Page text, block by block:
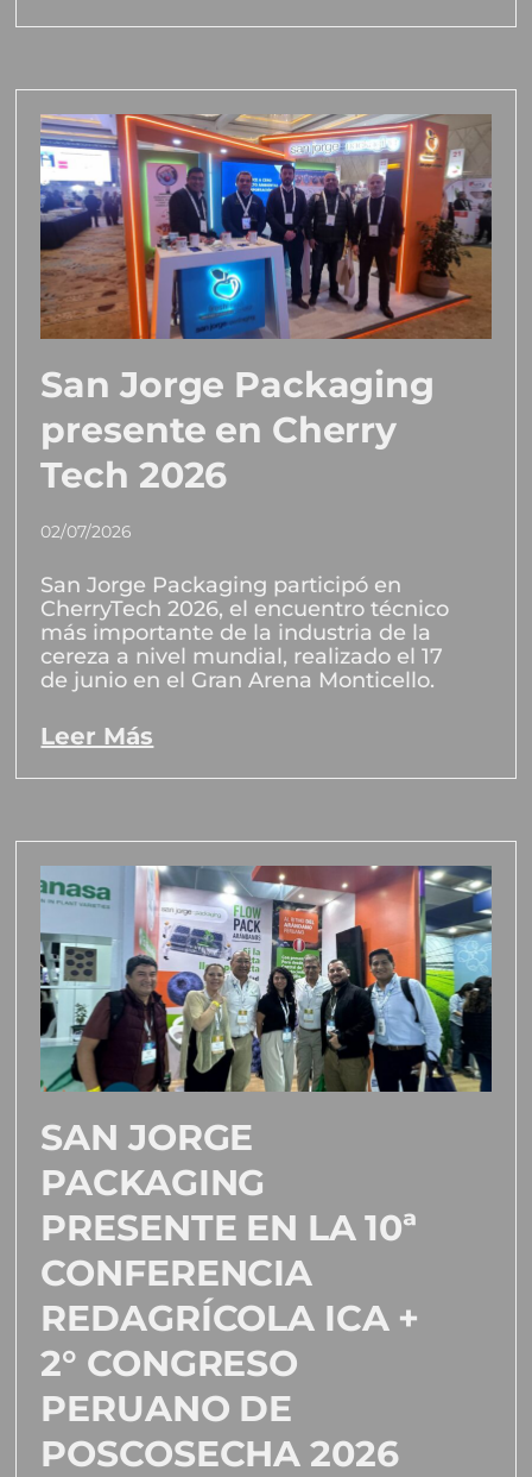
San Jorge Packaging
presente en Cherry
Tech 2026
02/07/2026
San Jorge Packaging participó en
CherryTech 2026, el encuentro técnico
más importante de la industria de la
cereza a nivel mundial, realizado el 17
de junio en el Gran Arena Monticello.
Leer Más
SAN JORGE
PACKAGING
PRESENTE EN LA 10ª
CONFERENCIA
REDAGRÍCOLA ICA +
2° CONGRESO
PERUANO DE
POSCOSECHA 2026